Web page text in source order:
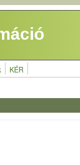
KÉR